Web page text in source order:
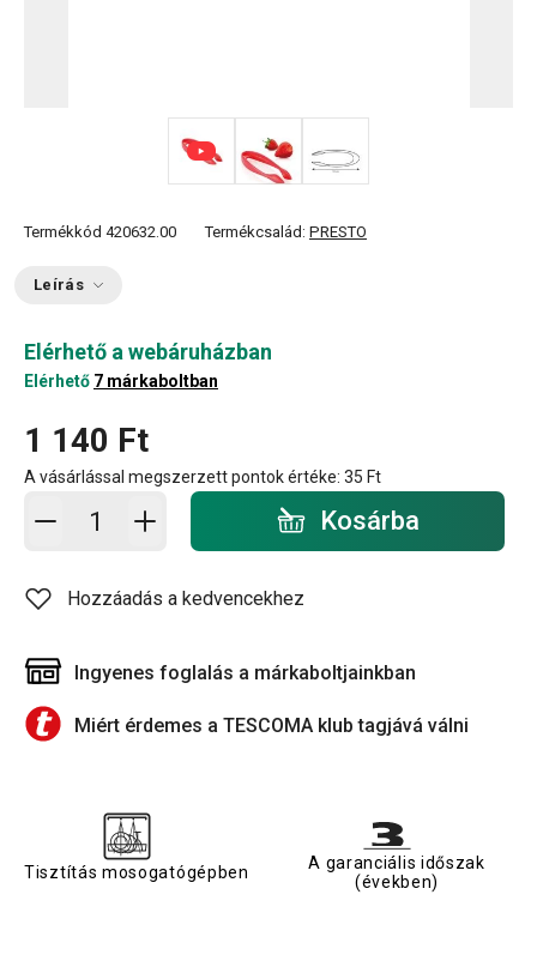
Termékkód 420632.00 Termékcsalád: PRESTO
Leírás
Elérhető a webáruházban
Elérhető 7 márkaboltban
1 140 Ft
A vásárlással megszerzett pontok értéke: 35 Ft
Kosárba - mennyiség Kosárba
Hozzáadás a kedvencekhez
Ingyenes foglalás a márkaboltjainkban
Miért érdemes a TESCOMA klub tagjává válni
Tisztítás mosogatógépben
A garanciális időszak
(években)